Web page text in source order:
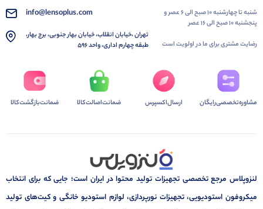
شنبه تا چهارشنبه ۱۰ صبح الی ۶ عصر و
پنجشنبه ۱۰ صبح الی ۱۶ عصر
رضایت مشتری برای ما در اولویت است
info@lensoplus.com
تهران ،خیابان انقلاب، خیابان بهار جنوبی، برج بهار،
طبقه چهارم اداری، واحد ۵۹۶
مشاوره‌تخصصی‌رایگان ارسال‌اکسپرس ضمانت‌اصالت‌کالا ضمانت‌بازگشت‌کالا
لنزوپلاس مرجع تخصصی تجهیزات تولید محتوا در ایران است؛ جایی که برای انتخاب
میکروفون استودیویی، تجهیزات نورپردازی، لوازم استودیو خانگی و کیت‌های تولید